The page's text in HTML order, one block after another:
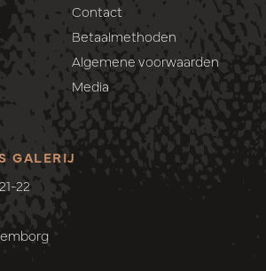
Contact
Betaalmethoden
Algemene voorwaarden
Media
GALERIJ
22